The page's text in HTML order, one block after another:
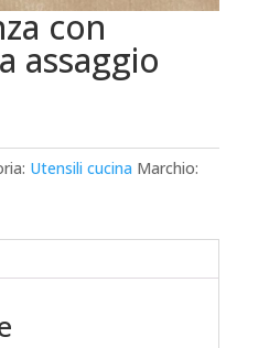
con
assaggio
Utensili cucina Marchio: